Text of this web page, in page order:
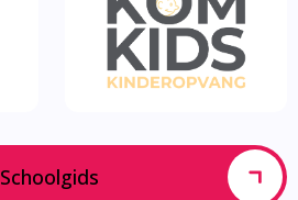
Schoolgids